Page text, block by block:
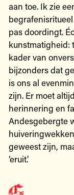
aan toe. Ik zie
pas doordingt.
kunstmatigheid:
kader van
bijzonders dat
is ons al
zijn. Er moet
herinnering en
Andesgebergte
geweest zijn,
‘eruit’.